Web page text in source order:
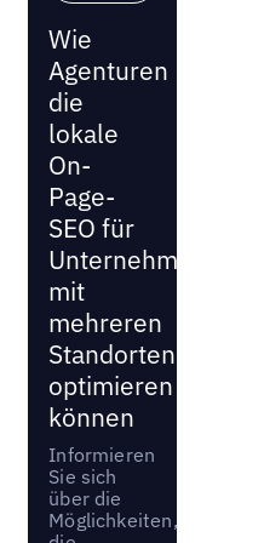
Wie
Agenturen
die
lokale
On-
Page-
SEO für
Unternehmen
mit
mehreren
Standorten
optimieren
können
Informieren
Sie sich
über die
Möglichkeiten,